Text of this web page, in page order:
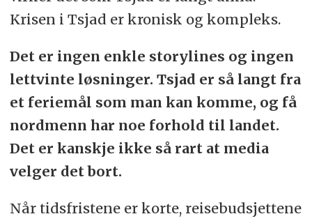
Krisen i Tsjad er kronisk og kompleks.
Det er ingen enkle storylines og ingen
lettvinte løsninger. Tsjad er så langt fra
et feriemål som man kan komme, og få
nordmenn har noe forhold til landet.
Det er kanskje ikke så rart at media
velger det bort.
Når tidsfristene er korte, reisebudsjettene